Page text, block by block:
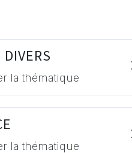
la thématique
la thématique